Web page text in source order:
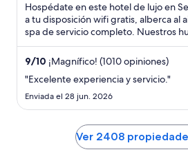
en
total
por
noche
28
29
ago
Hospédate en este hotel de lujo en
a tu disposición wifi gratis, alberca al
spa de servicio completo. Nuestros
destacan ...
9/10 ¡Magnífico! (1010 opiniones)
"Excelente experiencia y servicio."
Enviada el 28 jun. 2026
Ver 2408